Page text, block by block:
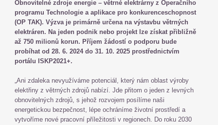
Obnovitelné zdroje energie – větrné elektrárny z Operačního
programu Technologie a aplikace pro konkurenceschopnost
(OP TAK). Výzva je primárně určena na výstavbu větrných
elektráren. Na jeden podnik nebo projekt lze získat přibližně
až 750 milionů korun. Příjem žádostí o podporu bude
probíhat od 28. 6. 2024 do 31. 10. 2025 prostřednictvím
portálu ISKP2021+.
„Ani zdaleka nevyužíváme potenciál, který nám oblast výroby
elektřiny z větrných zdrojů nabízí. Jde přitom o jeden z levných
obnovitelných zdrojů, s jehož rozvojem posílíme naši
energetickou bezpečnost, lépe ochráníme životní prostředí a
vytvoříme nové pracovní příležitosti v regionech. Do roku 2030